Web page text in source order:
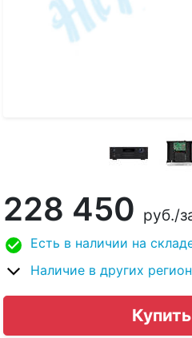
228 450 руб./
Есть в наличии на
Наличие в других
Купить